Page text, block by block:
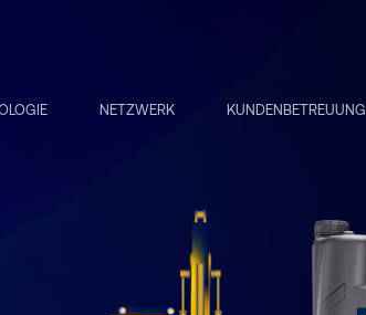
NETZWERK KUNDENBETREUUNG